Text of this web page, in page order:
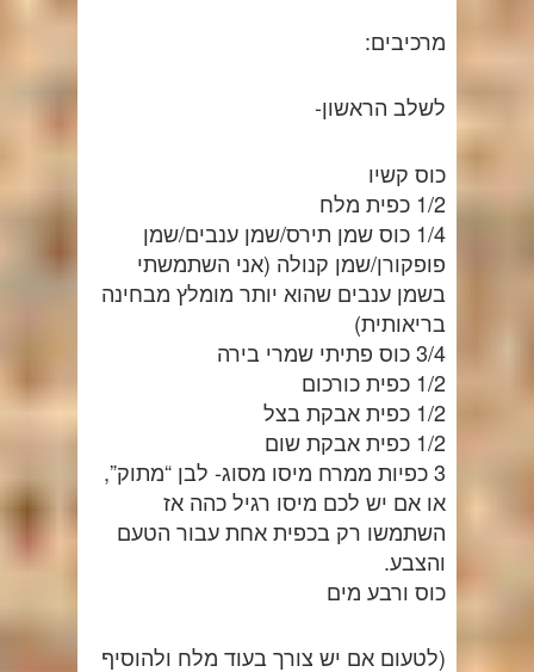
מרכיבים:
לשלב הראשון-
כוס קשיו
1/2 כפית מלח
1/4 כוס שמן תירס/שמן ענבים/שמן
פופקורן/שמן קנולה (אני השתמשתי
בשמן ענבים שהוא יותר מומלץ מבחינה
בריאותית)
3/4 כוס פתיתי שמרי בירה
1/2 כפית כורכום
1/2 כפית אבקת בצל
1/2 כפית אבקת שום
3 כפיות ממרח מיסו מסוג- לבן “מתוק”,
או אם יש לכם מיסו רגיל כהה אז
השתמשו רק בכפית אחת עבור הטעם
והצבע.
כוס ורבע מים
(לטעום אם יש צורך בעוד מלח ולהוסיף